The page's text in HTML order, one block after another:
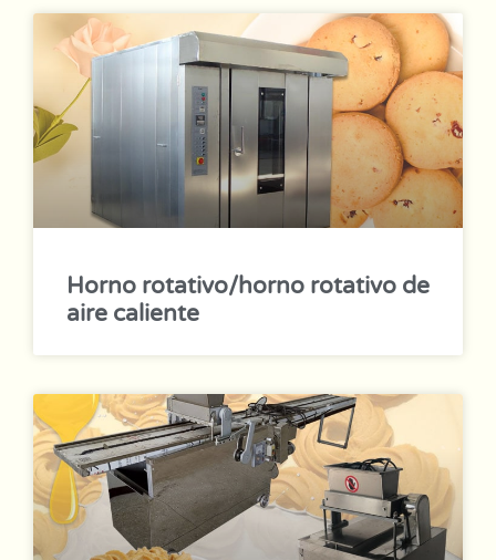
Horno rotativo/horno rotativo de
aire caliente